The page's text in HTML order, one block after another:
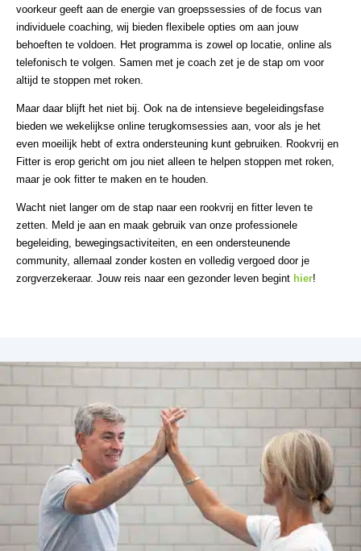
voorkeur geeft aan de energie van groepssessies of de focus van
individuele coaching, wij bieden flexibele opties om aan jouw
behoeften te voldoen. Het programma is zowel op locatie, online als
telefonisch te volgen. Samen met je coach zet je de stap om voor
altijd te stoppen met roken.
Maar daar blijft het niet bij. Ook na de intensieve begeleidingsfase
bieden we wekelijkse online terugkomsessies aan, voor als je het
even moeilijk hebt of extra ondersteuning kunt gebruiken. Rookvrij en
Fitter is erop gericht om jou niet alleen te helpen stoppen met roken,
maar je ook fitter te maken en te houden.
Wacht niet langer om de stap naar een rookvrij en fitter leven te
zetten. Meld je aan en maak gebruik van onze professionele
begeleiding, bewegingsactiviteiten, en een ondersteunende
community, allemaal zonder kosten en volledig vergoed door je
zorgverzekeraar. Jouw reis naar een gezonder leven begint hier!